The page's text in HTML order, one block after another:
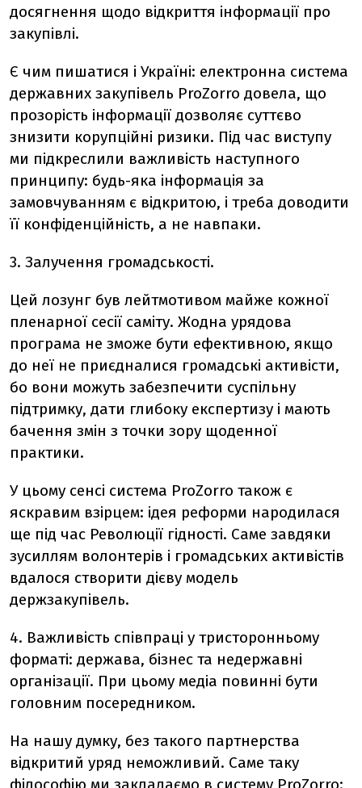
досягнення щодо відкриття інформації про
закупівлі.
Є чим пишатися і Україні: електронна система
державних закупівель ProZorro довела, що
прозорість інформації дозволяє суттєво
знизити корупційні ризики. Під час виступу
ми підкреслили важливість наступного
принципу: будь-яка інформація за
замовчуванням є відкритою, і треба доводити
її конфіденційність, а не навпаки.
3. Залучення громадськості.
Цей лозунг був лейтмотивом майже кожної
пленарної сесії саміту. Жодна урядова
програма не зможе бути ефективною, якщо
до неї не приєдналися громадські активісти,
бо вони можуть забезпечити суспільну
підтримку, дати глибоку експертизу і мають
бачення змін з точки зору щоденної
практики.
У цьому сенсі система ProZorro також є
яскравим взірцем: ідея реформи народилася
ще під час Революції гідності. Саме завдяки
зусиллям волонтерів і громадських активістів
вдалося створити дієву модель
держзакупівель.
4. Важливість співпраці у тристоронньому
форматі: держава, бізнес та недержавні
організації. При цьому медіа повинні бути
головним посередником.
На нашу думку, без такого партнерства
відкритий уряд неможливий. Саме таку